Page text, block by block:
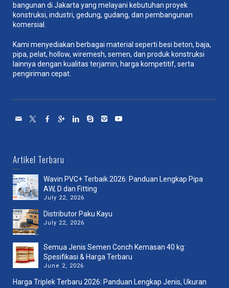
bangunan di Jakarta yang melayani kebutuhan proyek
konstruksi, industri, gedung, gudang, dan pembangunan
komersial.
Kami menyediakan berbagai material seperti besi beton, baja,
pipa, pelat, hollow, wiremesh, semen, dan produk konstruksi
lainnya dengan kualitas terjamin, harga kompetitif, serta
pengiriman cepat.
Artikel Terbaru
Wavin PVC+ Terbaik 2026: Panduan Lengkap Pipa
AW, D dan Fitting
July 22, 2026
Distributor Paku Kayu
July 22, 2026
Semua Jenis Semen Conch Kemasan 40 kg:
Spesifikasi & Harga Terbaru
June 2, 2026
Harga Triplek Terbaru 2026: Panduan Lengkap Jenis, Ukuran